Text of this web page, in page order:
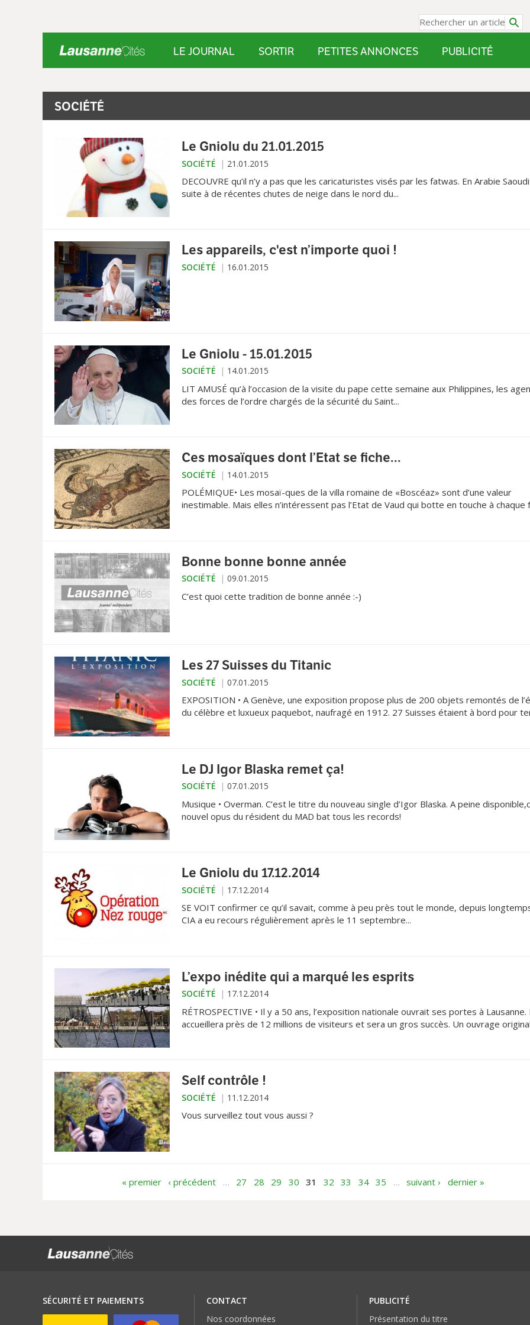
LE JOURNAL SORTIR PETITES ANNONCES PUBLICITÉ
SOCIÉTÉ
Le Gniolu du 21.01.2015
SOCIÉTÉ 21.01.2015
DECOUVRE qu’il n’y a pas que les caricaturistes visés par les fatwas. En Arabie
suite à de récentes chutes de neige dans le nord du...
Les appareils, c'est n’importe quoi !
SOCIÉTÉ 16.01.2015
Le Gniolu - 15.01.2015
SOCIÉTÉ 14.01.2015
LIT AMUSÉ qu’à l’occasion de la visite du pape cette semaine aux Philippines, les
des forces de l’ordre chargés de la sécurité du Saint...
Ces mosaïques dont l’Etat se fiche...
SOCIÉTÉ 14.01.2015
POLÉMIQUE• Les mosaï-ques de la villa romaine de «Boscéaz» sont d’une valeur
inestimable. Mais elles n’intéressent pas l’Etat de Vaud qui botte en touche à chaque
Bonne bonne bonne année
SOCIÉTÉ 09.01.2015
C’est quoi cette tradition de bonne année :-)
Les 27 Suisses du Titanic
SOCIÉTÉ 07.01.2015
EXPOSITION • A Genève, une exposition propose plus de 200 objets remontés de
du célèbre et luxueux paquebot, naufragé en 1912. 27 Suisses étaient à bord pour
Le DJ Igor Blaska remet ça!
SOCIÉTÉ 07.01.2015
Musique • Overman. C’est le titre du nouveau single d’Igor Blaska. A peine
nouvel opus du résident du MAD bat tous les records!
Le Gniolu du 17.12.2014
SOCIÉTÉ 17.12.2014
SE VOIT confirmer ce qu’il savait, comme à peu près tout le monde, depuis
CIA a eu recours régulièrement après le 11 septembre...
L’expo inédite qui a marqué les esprits
SOCIÉTÉ 17.12.2014
RÉTROSPECTIVE • Il y a 50 ans, l’exposition nationale ouvrait ses portes à Lausanne.
accueillera près de 12 millions de visiteurs et sera un gros succès. Un ouvrage
Self contrôle !
SOCIÉTÉ 11.12.2014
Vous surveillez tout vous aussi ?
« premier ‹ précédent … 27 28 29 30 31 32 33 34 35 … suivant › dernier »
SÉCURITÉ ET PAIEMENTS
CONTACT
Nos coordonnées
PUBLICITÉ
Présentation du titre